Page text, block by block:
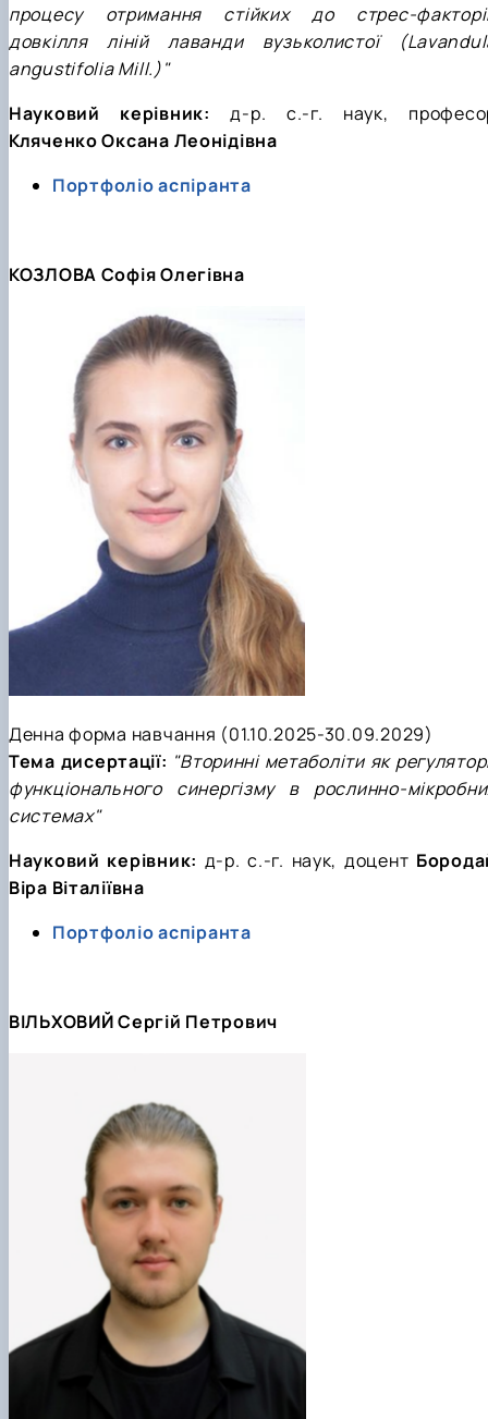
процесу отримання стійких до стрес-
довкілля ліній лаванди вузьколистої
angustifolia Mill.)"
Науковий керівник:д-р.
с.-г. наук,
Кляченко Оксана Леонідівна
Портфоліо аспіранта
КОЗЛОВА Софія Олегівна
Денна форма навчання (01.10.2025-30.09.2029)
Тема дисертації: "Вторинні метаболіти як
функціонального синергізму в рослинно-
системах"
Науковий керівник: д-р. с.-г. наук, доцент
Віра Віталіївна
Портфоліо аспіранта
ВІЛЬХОВИЙ Сергій Петрович